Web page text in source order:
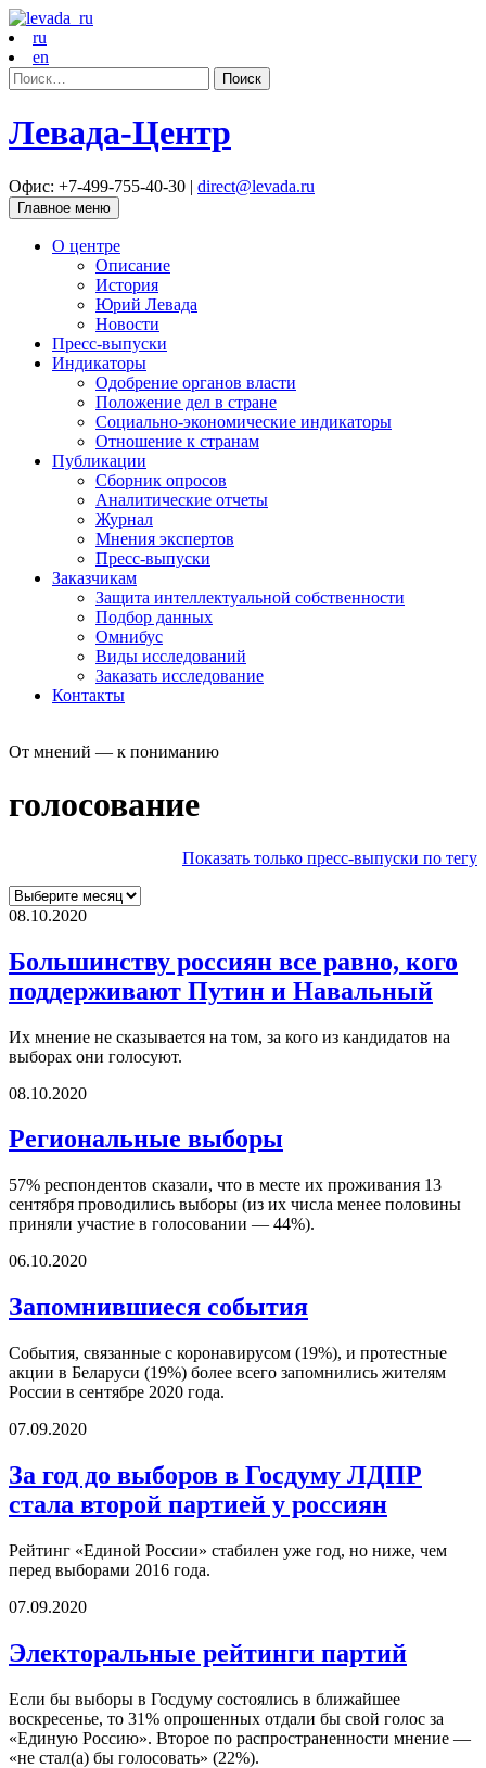
ru
en
Найти:
Левада-Центр
Офис: +7-499-755-40-30 | direct@levada.ru
Главное меню
О центре
Описание
История
Юрий Левада
Новости
Пресс-выпуски
Индикаторы
Одобрение органов власти
Положение дел в стране
Социально-экономические индикаторы
Отношение к странам
Публикации
Сборник опросов
Аналитические отчеты
Журнал
Мнения экспертов
Пресс-выпуски
Заказчикам
Защита интеллектуальной собственности
Подбор данных
Омнибус
Виды исследований
Заказать исследование
Контакты
От мнений — к пониманию
голосование
Показать только пресс-выпуски по тегу
08.10.2020
Большинству россиян все равно, кого
поддерживают Путин и Навальный
Их мнение не сказывается на том, за кого из кандидатов на
выборах они голосуют.
08.10.2020
Региональные выборы
57% респондентов сказали, что в месте их проживания 13
сентября проводились выборы (из их числа менее половины
приняли участие в голосовании — 44%).
06.10.2020
Запомнившиеся события
События, связанные с коронавирусом (19%), и протестные
акции в Беларуси (19%) более всего запомнились жителям
России в сентябре 2020 года.
07.09.2020
За год до выборов в Госдуму ЛДПР
стала второй партией у россиян
Рейтинг «Единой России» стабилен уже год, но ниже, чем
перед выборами 2016 года.
07.09.2020
Электоральные рейтинги партий
Если бы выборы в Госдуму состоялись в ближайшее
воскресенье, то 31% опрошенных отдали бы свой голос за
«Единую Россию». Второе по распространенности мнение —
«не стал(а) бы голосовать» (22%).